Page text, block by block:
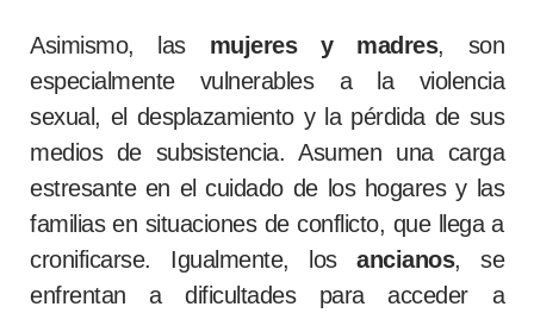
Asimismo, las mujeres y madres, son
especialmente vulnerables a la violencia
sexual, el desplazamiento y la pérdida de sus
medios de subsistencia. Asumen una carga
estresante en el cuidado de los hogares y las
familias en situaciones de conflicto, que llega a
cronificarse. Igualmente, los ancianos, se
enfrentan a dificultades para acceder a